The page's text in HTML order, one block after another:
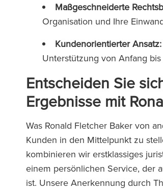
Maßgeschneiderte
Organisation und Ihre
Kundenorientierter Ansatz:
Unterstützung von Anfang
Entscheiden Sie
Ergebnisse mit
Was Ronald Fletcher Baker von
Kunden in den Mittelpunkt zu
kombinieren wir erstklassiges
einem persönlichen Service, der
ist. Unsere Anerkennung durch